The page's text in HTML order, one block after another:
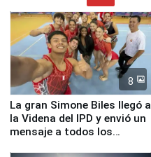
8
La gran Simone Biles llegó a
la Videna del IPD y envió un
mensaje a todos los